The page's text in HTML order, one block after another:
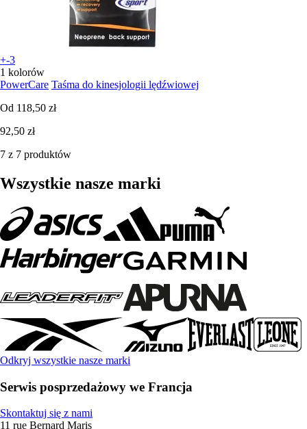
+-3
1 kolorów
PowerCare Taśma do kinesjologii lędźwiowej
Od 118,50 zł
92,50 zł
7 z 7 produktów
Wszystkie nasze marki
Odkryj wszystkie nasze marki
Serwis posprzedażowy we Francja
Skontaktuj się z nami
11 rue Bernard Maris